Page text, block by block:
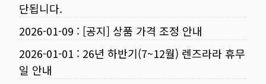
단됩니다.
2026-01-09 : [공지] 상품 가격 조정 안내
2026-01-01 : 26년 하반기(7~12월) 렌즈라라 휴무
일 안내